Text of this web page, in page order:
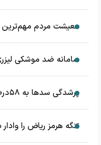
معیشت مردم
سامانه ضد موشکی
پرشدگی سدها به ۵۸درصد رسید
تنگه هرمز ریاض را